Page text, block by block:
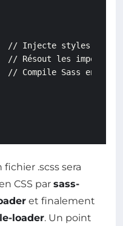
// Injecte styles dans
// Résout les imports
// Compile Sass en CSS
.scss sera
CSS par sass-
et finalement
loader. Un point